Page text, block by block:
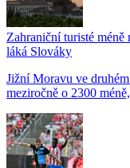
Zahraniční turisté
láká Slováky
Jižní Moravu ve
meziročně o 2300